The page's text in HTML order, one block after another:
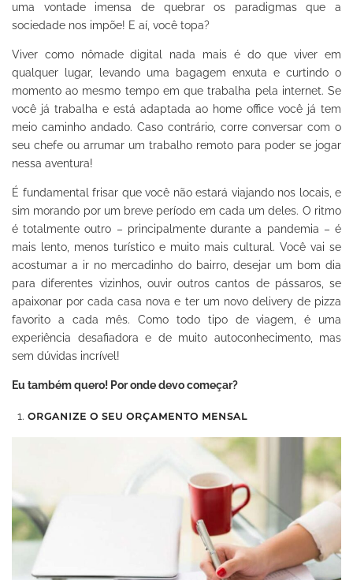
uma vontade imensa de quebrar os paradigmas que a
sociedade nos impõe! E aí, você topa?
Viver como nômade digital nada mais é do que viver em
qualquer lugar, levando uma bagagem enxuta e curtindo o
momento ao mesmo tempo em que trabalha pela internet. Se
você já trabalha e está adaptada ao home office você já tem
meio caminho andado. Caso contrário, corre conversar com o
seu chefe ou arrumar um trabalho remoto para poder se jogar
nessa aventura!
É fundamental frisar que você não estará viajando nos locais, e
sim morando por um breve período em cada um deles. O ritmo
é totalmente outro – principalmente durante a pandemia – é
mais lento, menos turístico e muito mais cultural. Você vai se
acostumar a ir no mercadinho do bairro, desejar um bom dia
para diferentes vizinhos, ouvir outros cantos de pássaros, se
apaixonar por cada casa nova e ter um novo delivery de pizza
favorito a cada mês. Como todo tipo de viagem, é uma
experiência desafiadora e de muito autoconhecimento, mas
sem dúvidas incrível!
Eu também quero! Por onde devo começar?
ORGANIZE O SEU ORÇAMENTO MENSAL